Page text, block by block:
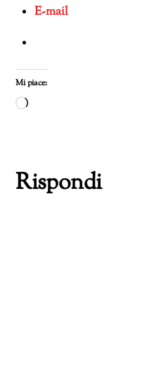
E-mail
Mi piace:
Caricamento
Rispondi